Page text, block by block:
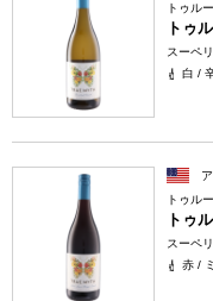
トゥル
トゥ
スーペ
白 /
トゥル
トゥ
スーペ
赤 /